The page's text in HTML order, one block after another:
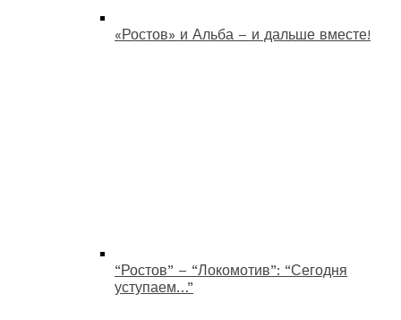
«Ростов» и Альба – и дальше вместе!
“Ростов” – “Локомотив”: “Сегодня
уступаем…”